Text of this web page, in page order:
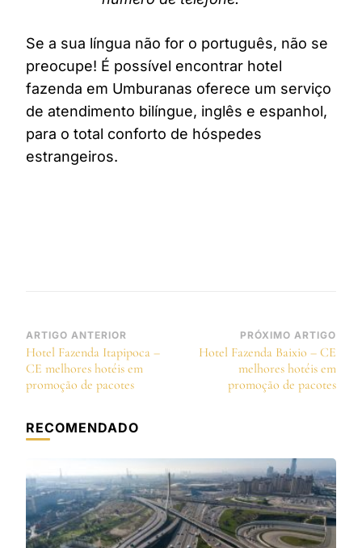
Se a sua língua não for o português, não se
preocupe! É possível encontrar hotel
fazenda em Umburanas oferece um serviço
de atendimento bilíngue, inglês e espanhol,
para o total conforto de hóspedes
estrangeiros.
Navegação
de
post
ARTIGO ANTERIOR
Hotel Fazenda Itapipoca –
CE melhores hotéis em
promoção de pacotes
PRÓXIMO ARTIGO
Hotel Fazenda Baixio – CE
melhores hotéis em
promoção de pacotes
RECOMENDADO